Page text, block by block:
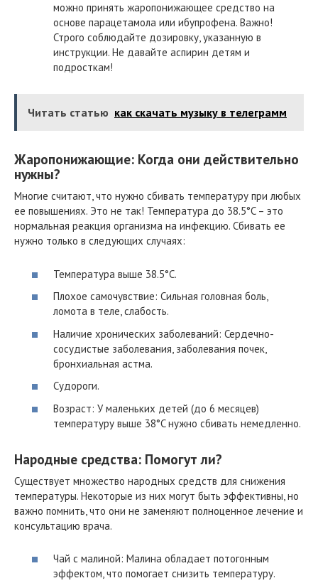
можно принять жаропонижающее средство на
основе парацетамола или ибупрофена. Важно!
Строго соблюдайте дозировку, указанную в
инструкции. Не давайте аспирин детям и
подросткам!
Читать статью как скачать музыку в телеграмм
Жаропонижающие: Когда они действительно
нужны?
Многие считают, что нужно сбивать температуру при любых
ее повышениях. Это не так! Температура до 38.5°C – это
нормальная реакция организма на инфекцию. Сбивать ее
нужно только в следующих случаях:
Температура выше 38.5°C.
Плохое самочувствие: Сильная головная боль,
ломота в теле, слабость.
Наличие хронических заболеваний: Сердечно-
сосудистые заболевания, заболевания почек,
бронхиальная астма.
Судороги.
Возраст: У маленьких детей (до 6 месяцев)
температуру выше 38°C нужно сбивать немедленно.
Народные средства: Помогут ли?
Существует множество народных средств для снижения
температуры. Некоторые из них могут быть эффективны, но
важно помнить, что они не заменяют полноценное лечение и
консультацию врача.
Чай с малиной: Малина обладает потогонным
эффектом, что помогает снизить температуру.